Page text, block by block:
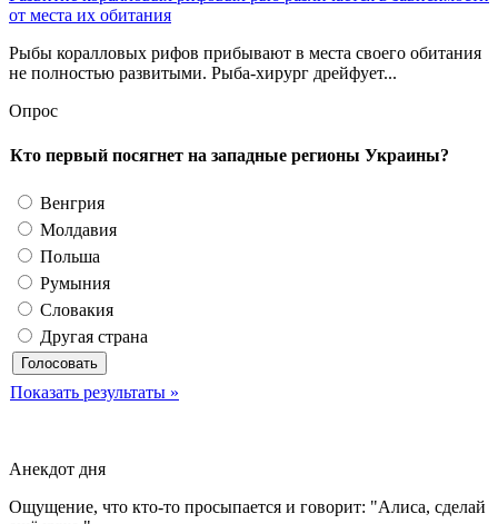
от места их обитания
Рыбы коралловых рифов прибывают в места своего обитания
не полностью развитыми. Рыба-хирург дрейфует...
Опрос
Кто первый посягнет на западные регионы Украины?
Венгрия
Молдавия
Польша
Румыния
Словакия
Другая страна
Показать результаты »
Анекдот дня
Ощущение, что кто-то просыпается и говорит: "Алиса, сделай